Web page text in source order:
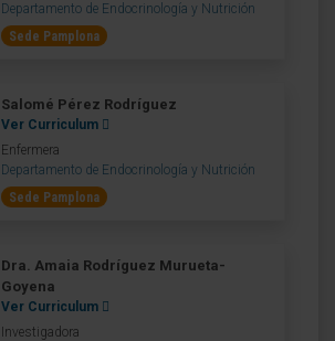
Departamento de Endocrinología y Nutrición
Sede Pamplona
Salomé Pérez Rodríguez
Ver Curriculum
Enfermera
Departamento de Endocrinología y Nutrición
Sede Pamplona
Dra. Amaia Rodríguez Murueta-
Goyena
Ver Curriculum
Investigadora